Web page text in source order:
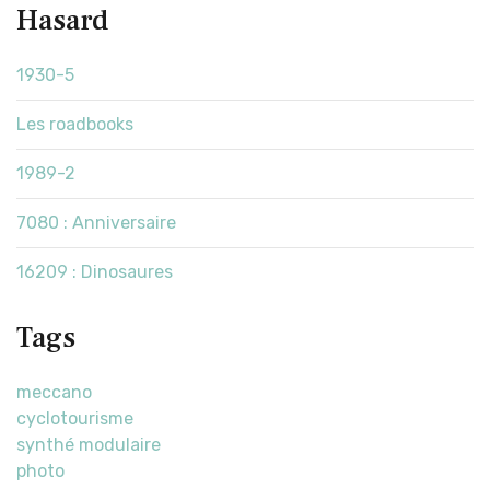
Hasard
1930-5
Les roadbooks
1989-2
7080 : Anniversaire
16209 : Dinosaures
Tags
meccano
cyclotourisme
synthé modulaire
photo